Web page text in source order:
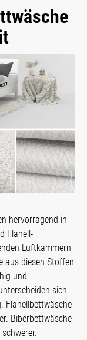
hervorragend in
Flanell-
Luftkammern
aus diesen Stoffen
und
sich
Flanellbettwäsche
Biberbettwäsche